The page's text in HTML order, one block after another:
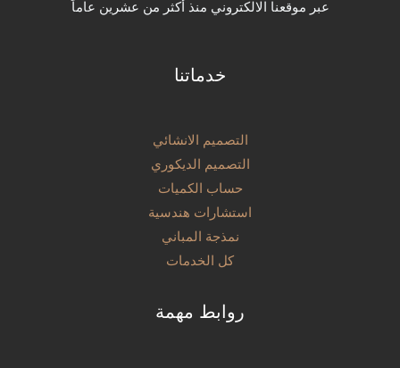
عبر موقعنا الالكتروني منذ أكثر من عشرين عاماً
خدماتنا
التصميم الانشائي
التصميم الديكوري
حساب الكميات
استشارات هندسية
نمذجة المباني
كل الخدمات
روابط مهمة